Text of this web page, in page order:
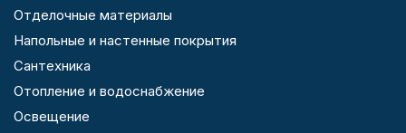
Отделочные материалы
Напольные и настенные покрытия
Сантехника
Отопление и водоснабжение
Освещение